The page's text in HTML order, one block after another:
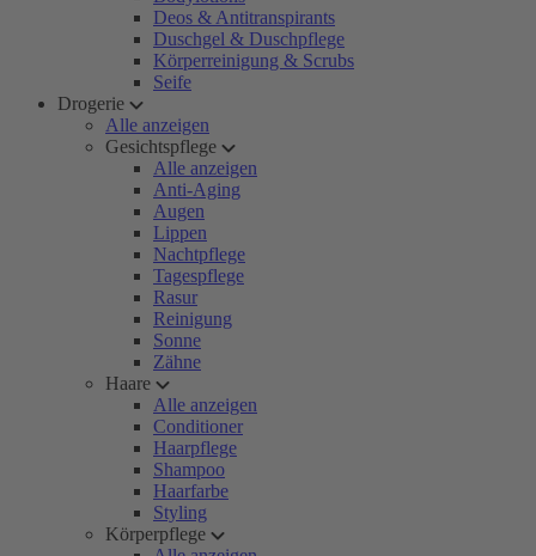
Deos & Antitranspirants
Duschgel & Duschpflege
Körperreinigung & Scrubs
Seife
Drogerie
Alle anzeigen
Gesichtspflege
Alle anzeigen
Anti-Aging
Augen
Lippen
Nachtpflege
Tagespflege
Rasur
Reinigung
Sonne
Zähne
Haare
Alle anzeigen
Conditioner
Haarpflege
Shampoo
Haarfarbe
Styling
Körperpflege